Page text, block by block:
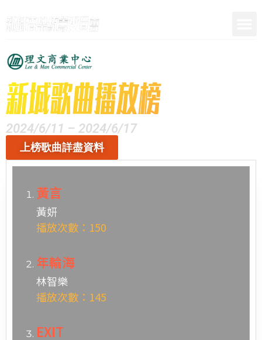
2024/6/11 – 2024/6/17
上榜歌曲詳盡資料
黃言
黃妍
播放次數：150
年輪海
林智樂
播放次數：145
EXIT